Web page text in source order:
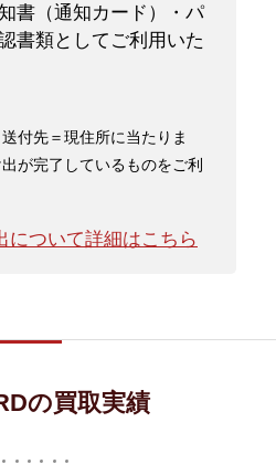
書（通知カード）・パ
書類としてご利用いた
付先＝現住所に当たりま
が完了しているものをご利
について詳細はこちら
の買取実績